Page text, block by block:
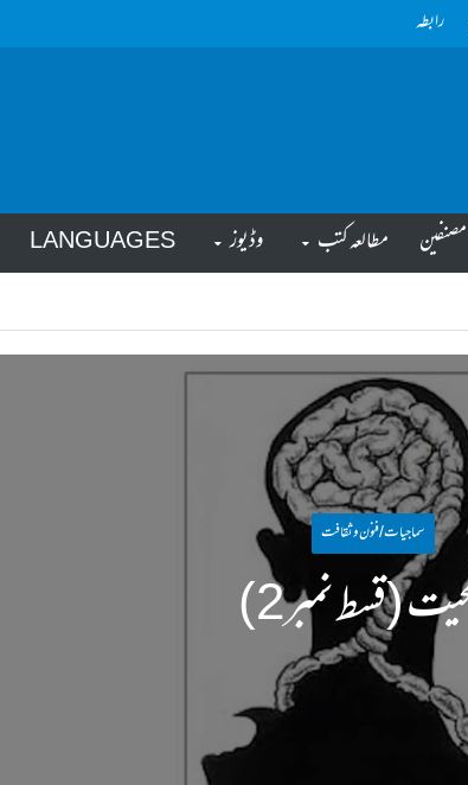
رابطہ
مصنفین مطالعہ کتب وڈیوز LANGUAGES
سماجیات / فنون وثقافت
(قسط نمبر2)